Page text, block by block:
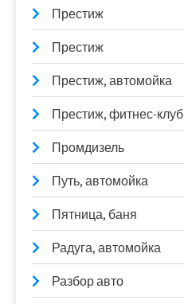
Престиж
Престиж
Престиж, автомойка
Престиж, фитнес-клуб
Промдизель
Путь, автомойка
Пятница, баня
Радуга, автомойка
Разбор авто